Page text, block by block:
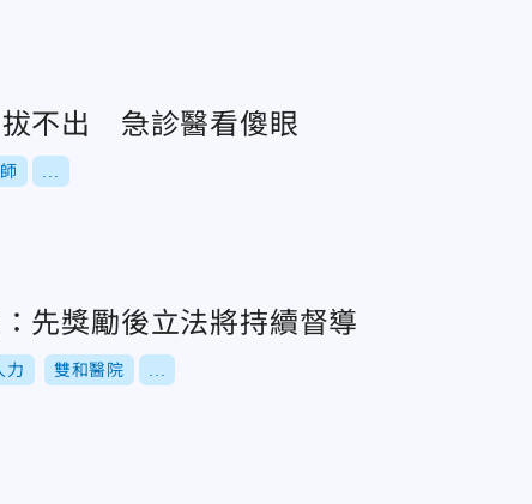
拔不出 急診醫看傻眼
先獎勵後立法將持續督導
力 雙和醫院